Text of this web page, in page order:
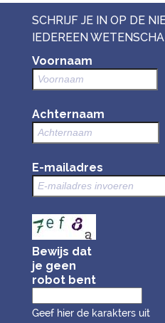
SCHRIJF JE IN OP DE
IEDEREEN
Voornaam
Achternaam
E-mailadres
Bewijs dat
je geen
robot bent
Geef hier de karakters uit